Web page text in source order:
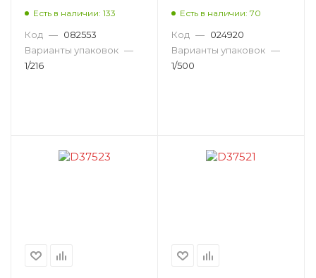
Есть в наличии: 133
Код — 082553
Варианты упаковок —
1/216
Есть в наличии: 70
Код — 024920
Варианты упаковок —
1/500